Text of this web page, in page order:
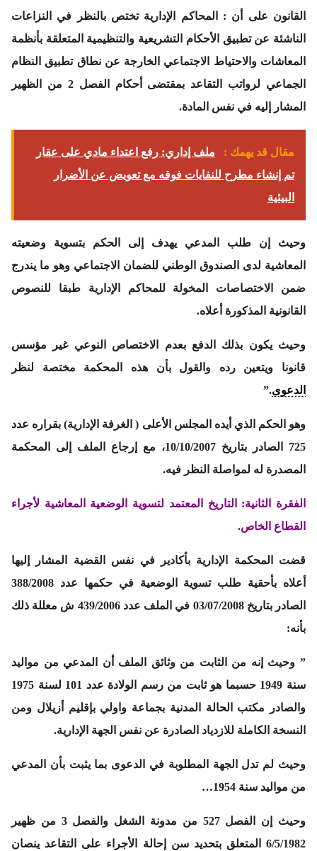
القانون على أن : المحاكم الإدارية تختص بالنظر في النزاعات
الناشئة عن تطبيق الأحكام التشريعية والتنظيمية المتعلقة بأنظمة
المعاشات والاحتياط الاجتماعي الخارجة عن نطاق تطبيق النظام
الجماعي لرواتب التقاعد بمقتضى أحكام الفصل 2 من الظهير
المشار إليه في نفس المادة.
مقال قد يهمك :
ملف إداري: رفع اعتداء مادي على عقار
تم إنشاء مطرح للنفايات فوقه مع تعويض عن الأضرار
البيئية
وحيث إن طلب المدعي يهدف إلى الحكم بتسوية وضعيته
المعاشية لدى الصندوق الوطني للضمان الاجتماعي وهو ما يندرج
ضمن الاختصاصات المخولة للمحاكم الإدارية طبقا للنصوص
القانونية المذكورة أعلاه.
وحيث يكون بذلك الدفع بعدم الاختصاص النوعي غير مؤسس
قانونا ويتعين رده والقول بأن هذه المحكمة مختصة لنظر
الدعوى.”
وهو الحكم الذي أيده المجلس الأعلى ( الغرفة الإدارية) بقراره عدد
725 الصادر بتاريخ 10/10/2007، مع إرجاع الملف إلى المحكمة
المصدرة له لمواصلة النظر فيه.
الفقرة الثانية: التاريخ المعتمد لتسوية الوضعية المعاشية لأجراء
القطاع الخاص.
قضت المحكمة الإدارية بأكادير في نفس القضية المشار إليها
أعلاه بأحقية طلب تسوية الوضعية في حكمها عدد 388/2008
الصادر بتاريخ 03/07/2008 في الملف عدد 439/2006 ش معللة ذلك
بأنه:
” وحيث إنه من الثابت من وثائق الملف أن المدعي من مواليد
سنة 1949 حسبما هو ثابت من رسم الولادة عدد 101 لسنة 1975
والصادر مكتب الحالة المدنية بجماعة واولي بإقليم أزيلال ومن
النسخة الكاملة للازدياد الصادرة عن نفس الجهة الإدارية.
وحيث لم تدل الجهة المطلوبة في الدعوى بما يثبت بأن المدعي
من مواليد سنة 1954…
وحيث إن الفصل 527 من مدونة الشغل والفصل 3 من ظهير
6/5/1982 المتعلق بتحديد سن إحالة الأجراء على التقاعد ينصان